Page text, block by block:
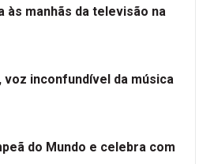
às manhãs da televisão na
voz inconfundível da música
do Mundo e celebra com